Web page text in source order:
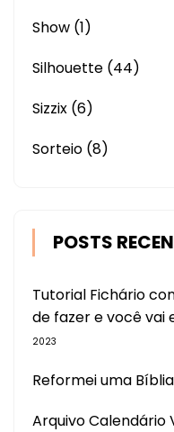
Show (1)
Silhouette (44)
Sizzix (6)
Sorteio (8)
POSTS
Tutorial Fichário
de fazer e você vai
2023
Reformei uma Bíblia
Arquivo Calendário